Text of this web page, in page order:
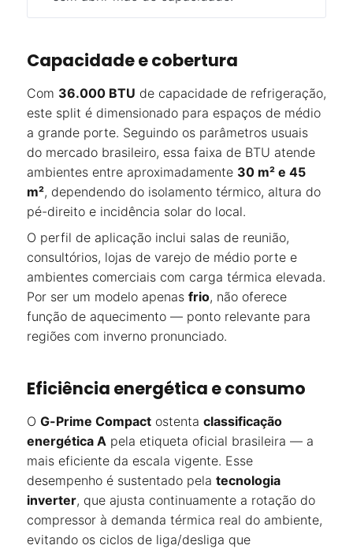
Capacidade e cobertura
Com 36.000 BTU de capacidade de refrigeração,
este split é dimensionado para espaços de médio
a grande porte. Seguindo os parâmetros usuais
do mercado brasileiro, essa faixa de BTU atende
ambientes entre aproximadamente 30 m² e 45
m², dependendo do isolamento térmico, altura do
pé-direito e incidência solar do local.
O perfil de aplicação inclui salas de reunião,
consultórios, lojas de varejo de médio porte e
ambientes comerciais com carga térmica elevada.
Por ser um modelo apenas frio, não oferece
função de aquecimento — ponto relevante para
regiões com inverno pronunciado.
Eficiência energética e consumo
O G-Prime Compact ostenta classificação
energética A pela etiqueta oficial brasileira — a
mais eficiente da escala vigente. Esse
desempenho é sustentado pela tecnologia
inverter, que ajusta continuamente a rotação do
compressor à demanda térmica real do ambiente,
evitando os ciclos de liga/desliga que